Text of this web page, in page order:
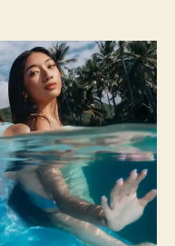
e
u
O
N
A
:
8
8
r
i
s
i